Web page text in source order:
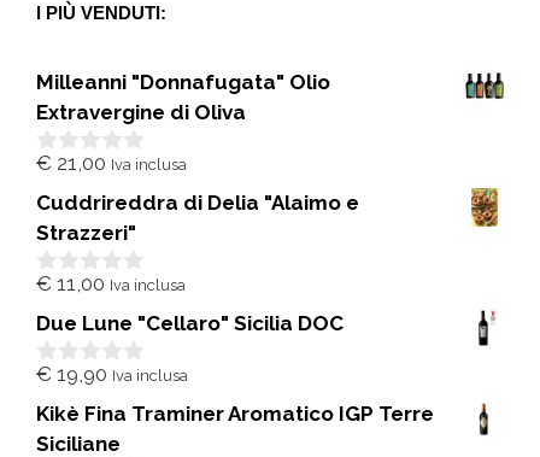
I PIÙ VENDUTI:
Milleanni "Donnafugata" Olio
Extravergine di Oliva
0
u
5
€ 21,00 Iva inclusa
Cuddrireddra di Delia "Alaimo e
Strazzeri"
0
u
5
€ 11,00 Iva inclusa
Due Lune "Cellaro" Sicilia DOC
0
u
5
€ 19,90 Iva inclusa
Kikè Fina Traminer Aromatico IGP Terre
Siciliane